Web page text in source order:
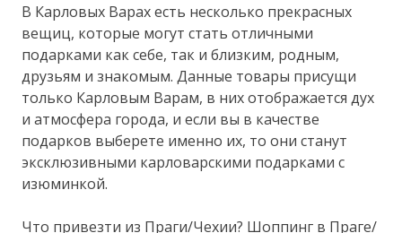
В Карловых Варах есть несколько прекрасных
вещиц, которые могут стать отличными
подарками как себе, так и близким, родным,
друзьям и знакомым. Данные товары присущи
только Карловым Варам, в них отображается дух
и атмосфера города, и если вы в качестве
подарков выберете именно их, то они станут
эксклюзивными карловарскими подарками с
изюминкой.
Что привезти из Праги/Чехии? Шоппинг в Праге/